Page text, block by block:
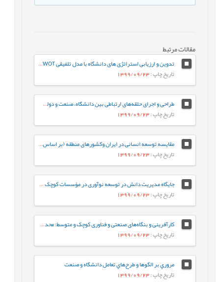
مقالات مرتبط
تدوین و ارزیابی استراتژی های دانشگاه با مدل تلفیقی A'WOT
تاریخ چاپ: 1399/09/23
طراحی و اجرای حلقه‌ها‌ی ارتباطی بین دانشگاه، صنعت و دولت برای توسعه ملی
تاریخ چاپ: 1399/09/23
مقایسه توسعه انسانی در ایران وکشورهای منطقه (بر اساس گزارش توسعه انسانی سازمان ملل در سال 2011)
تاریخ چاپ: 1399/09/23
جایگاه مدیریت دانش در توسعه نوآوری در مؤسسات کوچک و متوسط دانش بنیان
تاریخ چاپ: 1399/09/23
کارآفرينی و بنگاه‌ها‌ی صنعتی و فناوری کوچک و متوسط: محدوديت‌ها‌، ظرفيت‌ها‌ و راهکارها
تاریخ چاپ: 1399/09/23
مروري بر الگوها و طرح‌هاي تعامل دانشگاه و صنعت
تاریخ چاپ: 1399/09/23